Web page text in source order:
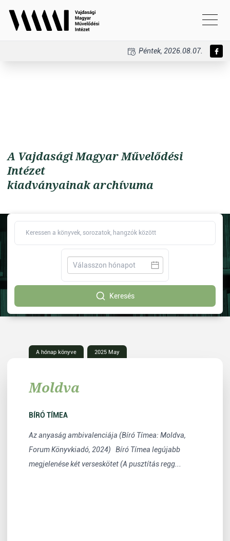
Péntek, 2026.08.07.
A Vajdasági Magyar Művelődési
Intézet
kiadványainak archívuma
Keresés
A hónap könyve 2025 May
Moldva
BÍRÓ TÍMEA
Az anyaság ambivalenciája (Bíró Tímea: Moldva,
Forum Könyvkiadó, 2024) Bíró Tímea legújabb
megjelenése két verseskötet (A pusztítás regg...